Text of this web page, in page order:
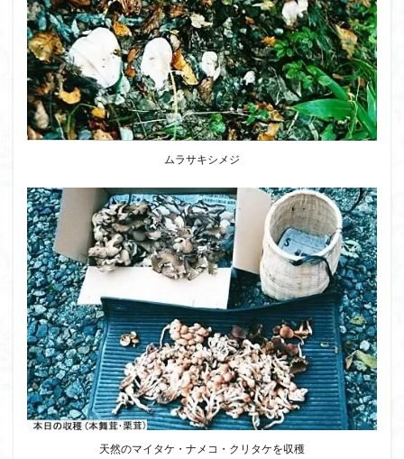
ムラサキシメジ
天然のマイタケ・ナメコ・クリタケを収穫